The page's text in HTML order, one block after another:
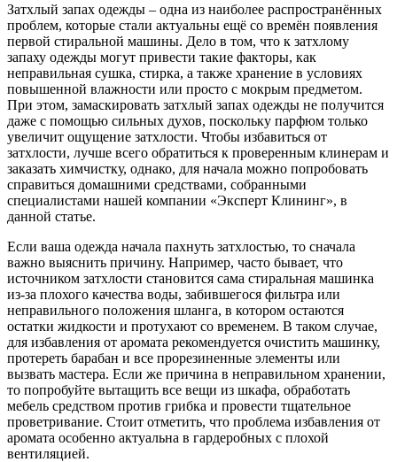
Затхлый запах одежды – одна из наиболее распространённых
проблем, которые стали актуальны ещё со времён появления
первой стиральной машины. Дело в том, что к затхлому
запаху одежды могут привести такие факторы, как
неправильная сушка, стирка, а также хранение в условиях
повышенной влажности или просто с мокрым предметом.
При этом, замаскировать затхлый запах одежды не получится
даже с помощью сильных духов, поскольку парфюм только
увеличит ощущение затхлости. Чтобы избавиться от
затхлости, лучше всего обратиться к проверенным клинерам и
заказать химчистку, однако, для начала можно попробовать
справиться домашними средствами, собранными
специалистами нашей компании «Эксперт Клининг», в
данной статье.
Если ваша одежда начала пахнуть затхлостью, то сначала
важно выяснить причину. Например, часто бывает, что
источником затхлости становится сама стиральная машинка
из-за плохого качества воды, забившегося фильтра или
неправильного положения шланга, в котором остаются
остатки жидкости и протухают со временем. В таком случае,
для избавления от аромата рекомендуется очистить машинку,
протереть барабан и все прорезиненные элементы или
вызвать мастера. Если же причина в неправильном хранении,
то попробуйте вытащить все вещи из шкафа, обработать
мебель средством против грибка и провести тщательное
проветривание. Стоит отметить, что проблема избавления от
аромата особенно актуальна в гардеробных с плохой
вентиляцией.